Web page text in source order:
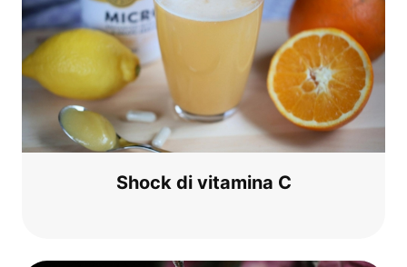
Shock di vit­ami­na C